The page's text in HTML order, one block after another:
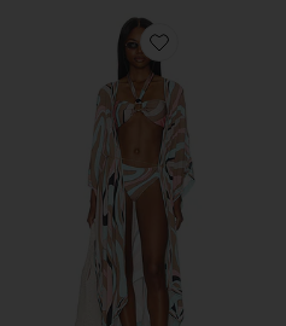
Favorite KARA 着物